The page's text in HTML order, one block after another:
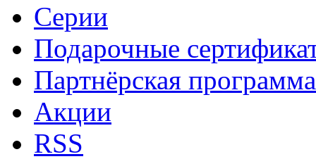
Серии
Подарочные
Партнёрская программа
Акции
RSS